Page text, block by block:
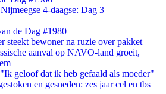
4-daagse: Dag 3
de Dag #1980
steekt bewoner na ruzie over pakket
aanval op NAVO-land groeit,
geloof dat ik heb gefaald als moeder"
en gesneden: zes jaar cel en tbs